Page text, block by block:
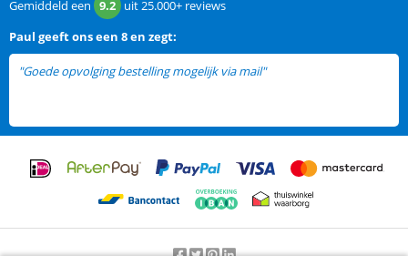
Gemiddeld een 9.2 uit25.000+ reviews
Paul geeft ons een 8 en zegt:
"Goede opvolging bestelling mogelijk via mail"